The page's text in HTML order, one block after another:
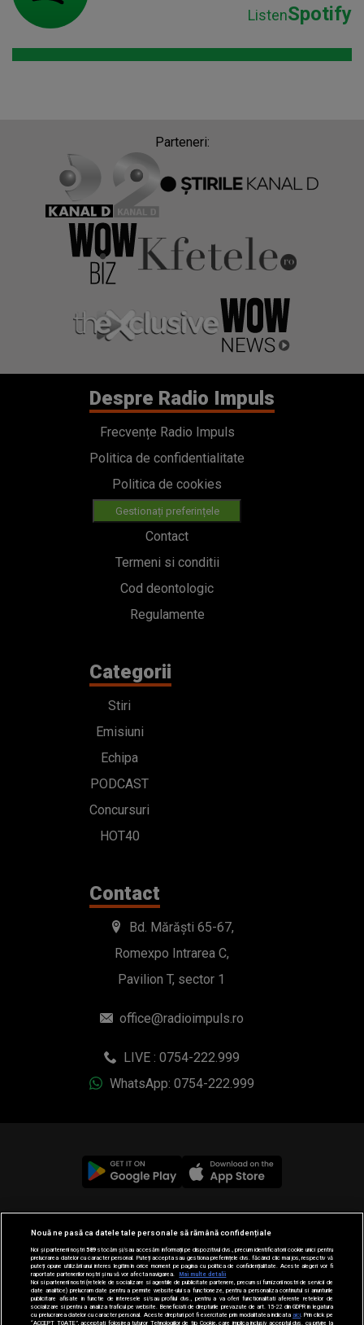
ListenSpotify
Parteneri:
Despre Radio Impuls
Frecvențe Radio Impuls
Politica de confidentialitate
Politica de cookies
Gestionați preferințele
Contact
Termeni si conditii
Cod deontologic
Regulamente
Categorii
Stiri
Emisiuni
Echipa
PODCAST
Concursuri
HOT40
Contact
Bd. Mărăști 65-67,
Romexpo Intrarea C,
Pavilion T, sector 1
office@radioimpuls.ro
LIVE : 0754-222.999
WhatsApp: 0754-222.999
© 2019-2026 DOGAN MEDIA INTERNATIONAL SA, Toate
drepturile rezervate.
Nouă ne pasă ca datele tale personale să rămână confidențiale
Noi și partenerii noștri589stocăm și/sau accesăm informații pe dispozitivul dvs., precum identificatorii cookie unici pentru
prelucrarea datelor cu caracter personal. Puteți accepta sau gestiona preferințele dvs. făcând clic mai jos, respectiv vă
puteți opune utilizării unui interes legitim în orice moment pe pagina cu politica de confidențialitate. Aceste alegeri vor fi
raportate partenerilor noștri și nu vă vor afecta navigarea.
Mai multe detalii
Noi si partenerii nostri (retelele de socializare si agentiile de publicitate partenere, precum si furnizorii nostri de servicii de
date analitice) prelucram date pentru a permite website-ului sa functioneze, pentru a personaliza continutul si anunturile
publicitare afisate in functie de interesele si/sau profilul dvs., pentru a va oferi functionalitati aferente retelelor de
socializare si pentru a analiza traficul pe website. Beneficiati de drepturile prevazute de art. 15-22 din GDPR in legatura
cu prelucrarea datelor cu caracter personal. Aceste drepturi pot fi exercitate prin modalitatea indicataaici . Prin click pe
“ACCEPT TOATE”, acceptati folosirea tuturor Tehnologiilor de tip Cookie, care implica inclusiv acceptul dvs. cu privire la